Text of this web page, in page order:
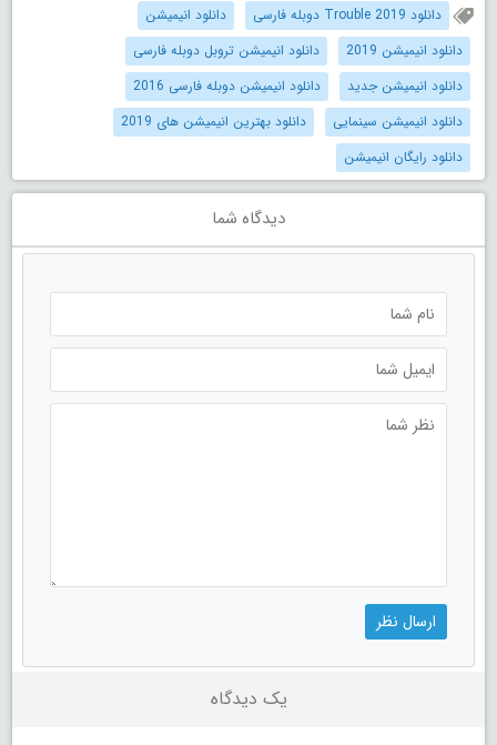
دانلود Trouble 2019 دوبله فارسی
دانلود انیمیشن
دانلود انیمیشن 2019
دانلود انیمیشن تروبل دوبله فارسی
دانلود انیمیشن جدید
دانلود انیمیشن دوبله فارسی 2016
دانلود انیمیشن سینمایی
دانلود بهترین انیمیشن های 2019
دانلود رایگان انیمیشن
دیدگاه شما
یک دیدگاه